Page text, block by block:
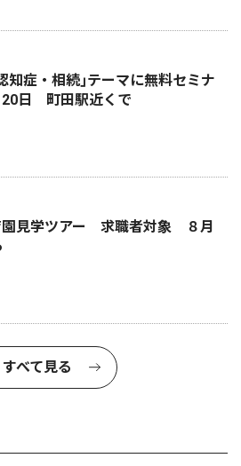
知症・相続｣テーマに無料セミナ
日 町田駅近くで
園見学ツアー 求職者対象 ８月
すべて見る